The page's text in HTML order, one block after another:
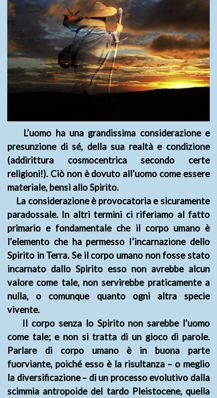
L’uomo ha una grandissima considerazione e
presunzione di sé, della sua realtà e condizione
(addirittura cosmocentrica secondo certe
religioni!). Ciò non è dovuto all’uomo come essere
materiale, bensì allo Spirito.
La considerazione è provocatoria e sicuramente
paradossale. In altri termini ci riferiamo al fatto
primario e fondamentale che il corpo umano è
l’elemento che ha permesso I’incarnazione dello
Spirito in Terra. Se il corpo umano non fosse stato
incarnato dallo Spirito esso non avrebbe alcun
valore come tale, non servirebbe praticamente a
nulla, o comunque quanto ogni altra specie
vivente.
Il corpo senza lo Spirito non sarebbe l’uomo
come tale; e non si tratta di un gioco di parole.
Parlare di corpo umano è in buona parte
fuorviante, poiché esso è la risultanza – o meglio
la diversificazione – di un processo evolutivo dalla
scimmia antropoide del tardo Pleistocene, quella